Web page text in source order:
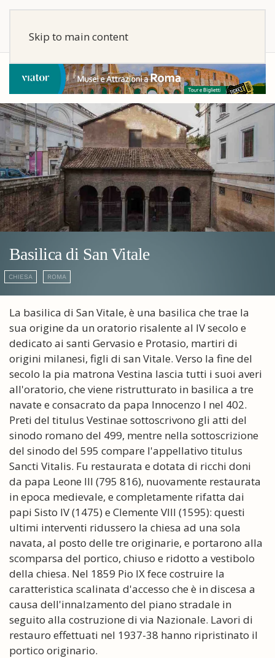
Skip to main content
Basilica di San Vitale
CHIESA ROMA
La basilica di San Vitale, è una basilica che trae la
sua origine da un oratorio risalente al IV secolo e
dedicato ai santi Gervasio e Protasio, martiri di
origini milanesi, figli di san Vitale. Verso la fine del
secolo la pia matrona Vestina lascia tutti i suoi averi
all'oratorio, che viene ristrutturato in basilica a tre
navate e consacrato da papa Innocenzo I nel 402.
Preti del titulus Vestinae sottoscrivono gli atti del
sinodo romano del 499, mentre nella sottoscrizione
del sinodo del 595 compare l'appellativo titulus
Sancti Vitalis. Fu restaurata e dotata di ricchi doni
da papa Leone III (795 816), nuovamente restaurata
in epoca medievale, e completamente rifatta dai
papi Sisto IV (1475) e Clemente VIII (1595): questi
ultimi interventi ridussero la chiesa ad una sola
navata, al posto delle tre originarie, e portarono alla
scomparsa del portico, chiuso e ridotto a vestibolo
della chiesa. Nel 1859 Pio IX fece costruire la
caratteristica scalinata d'accesso che è in discesa a
causa dell'innalzamento del piano stradale in
seguito alla costruzione di via Nazionale. Lavori di
restauro effettuati nel 1937-38 hanno ripristinato il
portico originario.